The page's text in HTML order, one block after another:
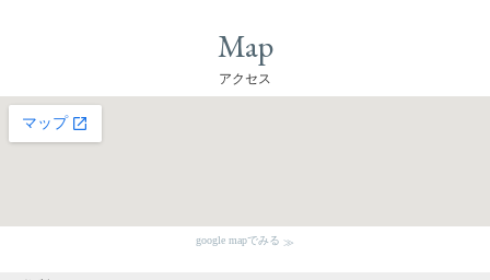
Map
アクセス
google mapでみる